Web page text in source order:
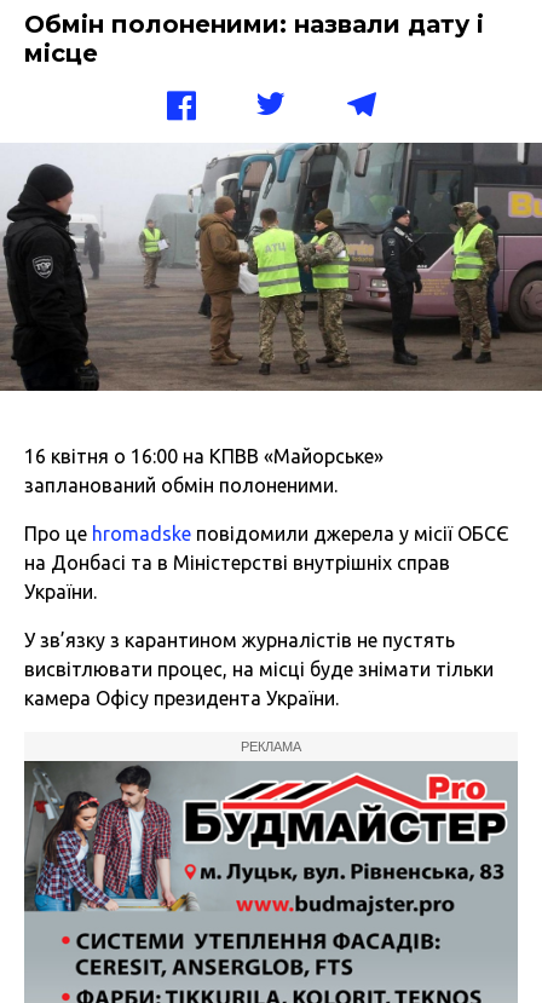
Обмін полоненими: назвали дату і
місце
16 квітня о 16:00 на КПВВ «Майорське»
запланований обмін полоненими.
Про це hromadske повідомили джерела у місії ОБСЄ
на Донбасі та в Міністерстві внутрішніх справ
України.
У зв’язку з карантином журналістів не пустять
висвітлювати процес, на місці буде знімати тільки
камера Офісу президента України.
РЕКЛАМА